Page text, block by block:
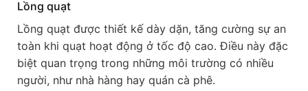
Lồng quạt
Lồng quạt được thiết kế dày dặn, tăng cường sự an
toàn khi quạt hoạt động ở tốc độ cao. Điều này đặc
biệt quan trọng trong những môi trường có nhiều
người, như nhà hàng hay quán cà phê.